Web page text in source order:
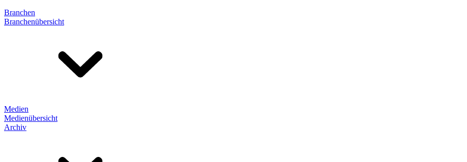
Branchen
Branchenübersicht
Medien
Medienübersicht
Archiv